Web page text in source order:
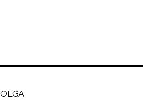
OLGA